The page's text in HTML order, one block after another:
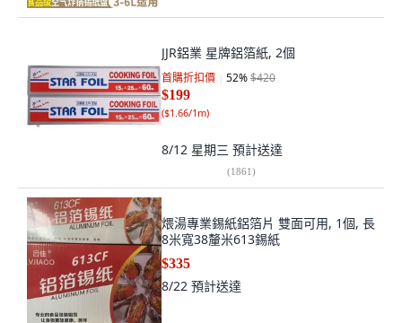
JJR鋁業 星牌鋁箔紙, 2個
首購折扣價 52%$420
$199
($1.66/1m)
8/12 星期三 預計送達
(1861)
煨湯專業錫紙鋁箔片 雙面可用, 1個, 長
8米寬38釐米613錫紙
$335
8/22 預計送達